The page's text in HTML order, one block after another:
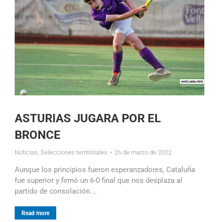
ASTURIAS JUGARA POR EL
BRONCE
Noticias, Selecciones territoriales 26 de marzo de 2022
Aunque los principios fueron esperanzadores, Cataluña
fue superior y firmó un 6-0 final que nos desplaza al
partido de consolación.…
Read more